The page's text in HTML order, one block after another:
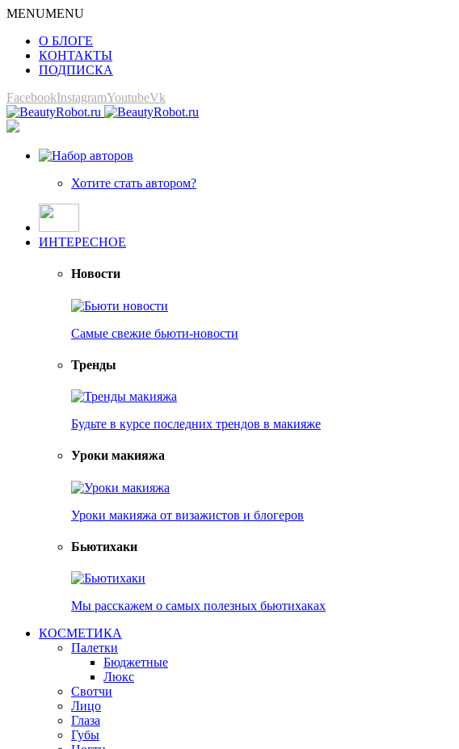
MENUMENU
О БЛОГЕ
КОНТАКТЫ
ПОДПИСКА
FacebookInstagramYoutubeVk
Хотите стать автором?
ИНТЕРЕСНОЕ
Новости
Самые свежие бьюти-новости
Тренды
Будьте в курсе последних трендов в макияже
Уроки макияжа
Уроки макияжа от визажистов и блогеров
Бьютихаки
Мы расскажем о самых полезных бьютихаках
КОСМЕТИКА
Палетки
Бюджетные
Люкс
Свотчи
Лицо
Глаза
Губы